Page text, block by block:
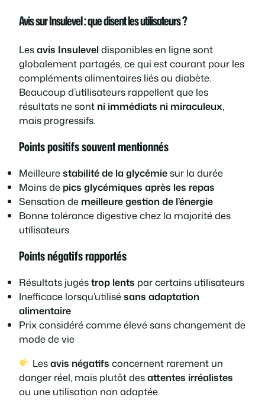
Avis sur Insulevel : que disent les utilisateurs ?
Lesavis Insuleveldisponibles en ligne sont
globalement partagés, ce qui est courant pour les
compléments alimentaires liés au diabète.
Beaucoup d’utilisateurs rappellent que les
résultats ne sont ni immédiats ni miraculeux,
mais progressifs.
Points positifs souvent mentionnés
Meilleurestabilité de la glycémiesur la durée
Moins de pics glycémiques après les repas
Sensation de meilleure gestion de l’énergie
Bonne tolérance digestive chez la majorité des
utilisateurs
Points négatifs rapportés
Résultats jugéstrop lents par certains utilisateurs
Inefficace lorsqu’utilisésans adaptation
alimentaire
Prix considéré comme élevé sans changement de
mode de vie
Lesavis négatifs concernent rarement un
danger réel, mais plutôt desattentes irréalistes
ou une utilisation non adaptée.